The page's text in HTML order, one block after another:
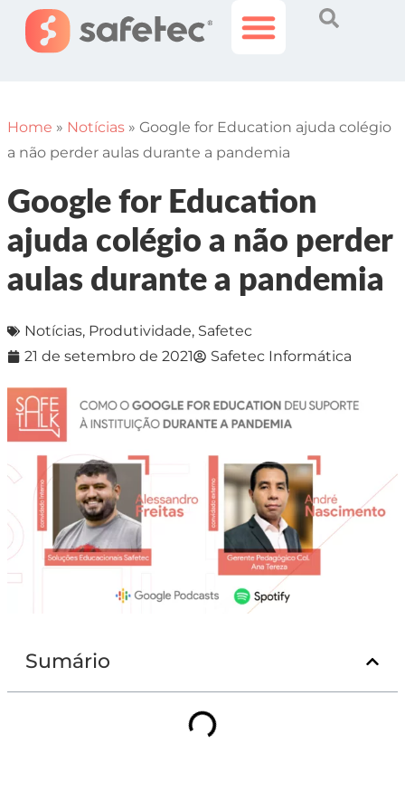
Home » Notícias » Google for Education ajuda colégio
a não perder aulas durante a pandemia
Google for Education
ajuda colégio a não perder
aulas durante a pandemia
Notícias, Produtividade, Safetec
21 de setembro de 2021
Safetec Informática
Sumário